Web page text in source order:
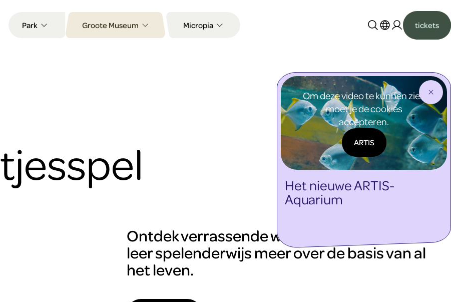
Park Groote Museum Micropia
tickets
Ontdek verrassende weetjes over water en
leer spelenderwijs meer over de basis van al
het leven.
Om deze video te kunnen zien
moet je de cookies
accepteren.
ARTIS
Het nieuwe ARTIS-
Aquarium